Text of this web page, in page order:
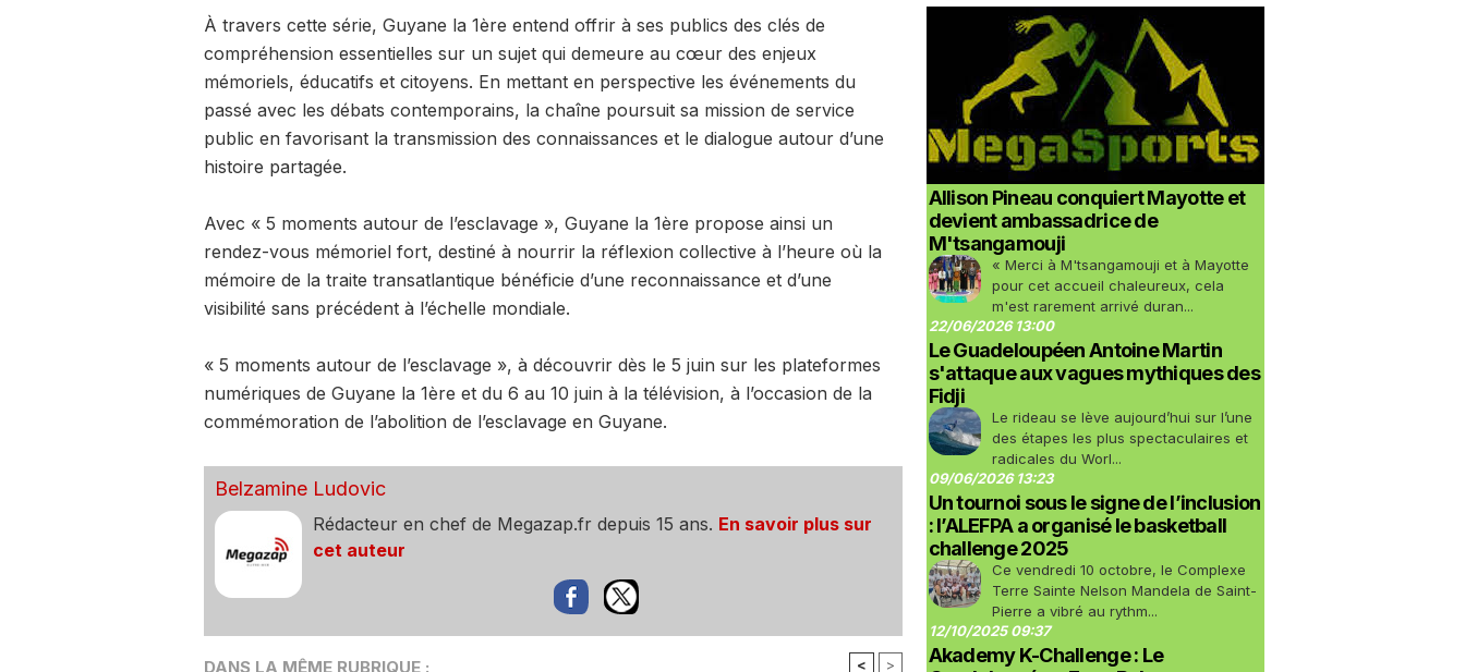
À travers cette série, Guyane la 1ère entend offrir à ses publics des clés de
compréhension essentielles sur un sujet qui demeure au cœur des enjeux
mémoriels, éducatifs et citoyens. En mettant en perspective les événements du
passé avec les débats contemporains, la chaîne poursuit sa mission de service
public en favorisant la transmission des connaissances et le dialogue autour d’une
histoire partagée.
Avec « 5 moments autour de l’esclavage », Guyane la 1ère propose ainsi un
rendez-vous mémoriel fort, destiné à nourrir la réflexion collective à l’heure où la
mémoire de la traite transatlantique bénéficie d’une reconnaissance et d’une
visibilité sans précédent à l’échelle mondiale.
« 5 moments autour de l’esclavage », à découvrir dès le 5 juin sur les plateformes
numériques de Guyane la 1ère et du 6 au 10 juin à la télévision, à l’occasion de la
commémoration de l’abolition de l’esclavage en Guyane.
Belzamine Ludovic
Rédacteur en chef de Megazap.fr depuis 15 ans. En savoir plus sur
cet auteur
DANS LA MÊME RUBRIQUE : < >
Allison Pineau conquiert Mayotte et
devient ambassadrice de
M'tsangamouji
« Merci à M'tsangamouji et à Mayotte
pour cet accueil chaleureux, cela
m'est rarement arrivé duran...
22/06/2026 13:00
Le Guadeloupéen Antoine Martin
s'attaque aux vagues mythiques des
Fidji
Le rideau se lève aujourd’hui sur l’une
des étapes les plus spectaculaires et
radicales du Worl...
09/06/2026 13:23
Un tournoi sous le signe de l’inclusion
: l’ALEFPA a organisé le basketball
challenge 2025
Ce vendredi 10 octobre, le Complexe
Terre Sainte Nelson Mandela de Saint-
Pierre a vibré au rythm...
12/10/2025 09:37
Akademy K-Challenge : Le